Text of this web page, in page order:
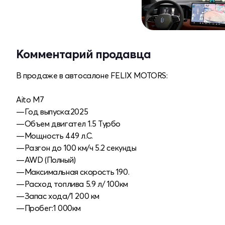
Комментарий продавца
В продаже в автосалоне FELIX MOTORS:
Aito M7
—Год выпуска:2025
—Объем двигател 1.5 Турбо
—Мощность 449 л.С.
—Разгон до 100 км/ч 5.2 секунды
—AWD (Полный)
—Максимальная скорость 190.
—Расход топлива 5.9 л/ 100км
—Запас хода/1 200 км
—Пробег:1 000км